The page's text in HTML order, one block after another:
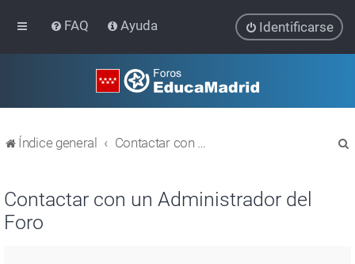
FAQ Ayuda Identificarse
Índice general Contactar con un Administrador del Foro
Contactar con un Administrador del
Foro